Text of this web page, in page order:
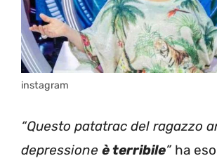
instagram
“Questo patatrac del ragazzo
depressione è terribile”ha